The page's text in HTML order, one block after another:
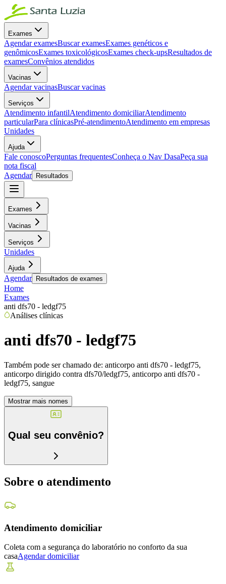
Exames
Agendar examesBuscar examesExames genéticos e
genômicosExames toxicológicosExames check-upsResultados de
examesConvênios atendidos
Vacinas
Agendar vacinasBuscar vacinas
Serviços
Atendimento infantilAtendimento domiciliarAtendimento
particularPara clínicasPré-atendimentoAtendimento em empresas
Unidades
Ajuda
Fale conoscoPerguntas frequentesConheça o Nav DasaPeça sua
nota fiscal
Agendar
Resultados
Exames
Vacinas
Serviços
Unidades
Ajuda
Agendar Resultados de exames
Home
Exames
anti dfs70 - ledgf75
Análises clínicas
anti dfs70 - ledgf75
Também pode ser chamado de: anticorpo anti dfs70 - ledgf75,
anticorpo dirigido contra dfs70/ledgf75, anticorpo anti dfs70 -
ledgf75, sangue
Mostrar mais nomes
Qual seu convênio?
Sobre o atendimento
Atendimento domiciliar
Coleta com a segurança do laboratório no conforto da sua
casaAgendar domiciliar